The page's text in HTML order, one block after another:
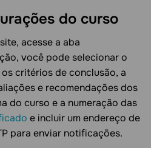
do curso
acesse a aba
você pode selecionar o
critérios de conclusão, a
e recomendações dos
do curso e a numeração das
e incluir um endereço de
para enviar notificações.